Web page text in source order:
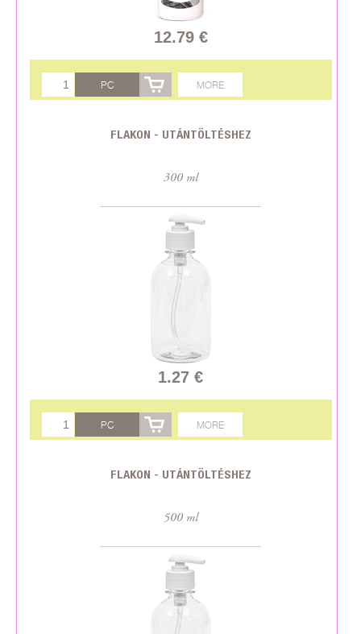
12.79 €
PC MORE
FLAKON - UTÁNTÖLTÉSHEZ
300 ml
1.27 €
PC MORE
FLAKON - UTÁNTÖLTÉSHEZ
500 ml